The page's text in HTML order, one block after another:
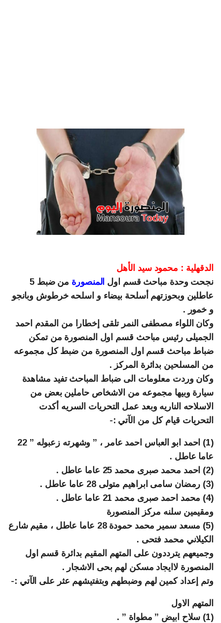
الدقهلية : محمود سيد الأهل
نجحت وحدة مباحث قسم اول المنصورة
من ضبط 5
عاطلين وبحوزتهم أسلحة بيضاء و اسلحه خرطوش وبانجو
و خمور .
وكان اللواء مصطفى النمر تلقى إخطارا من المقدم احمد
الجميلى رئيس مباحث قسم اول المنصورة من تمكن
ضباط مباحث قسم اول المنصورة من ضبط كل مجموعه
من المسلحين بدائرة المركز .
وكان وردت معلومات الى ضباط المباحث تفيد مشاهدة
سيارة وبيها مجموعه من الاشخاص حاملين بعض من
الاسلاحه الناريه وبعد عمل التحريات السريه أكدت
التحريات قيام كل من الآتي :-
(1) احمد ابو العباس احمد عامر ، ” وشهرته زعبوله ” 22
عاما عاطل .
(2) احمد محمد صبرى محمد 25 عاما عاطل .
(3) رمضان سامى ابراهيم متولى 28 عاما عاطل .
(4) محمد احمد صبرى محمد 21 عاما عاطل .
ومقيمين سلنه مركز المنصورة
(5) مسعد سمير محمد حمودة 28 عاما عاطل ، مقيم شارع
الكيلاني محمد فتحى .
وجميعهم يترددون على المتهم المقيم بدائرة قسم اول
المنصورة لاايجاد مسكن لهم بحى الاشجار .
وتم إعداد كمين لهم وضبطهم وبتفتيشهم عثر على الآتي :-
المتهم الاول
(1) سلاح ابيض ” مطواة ” .